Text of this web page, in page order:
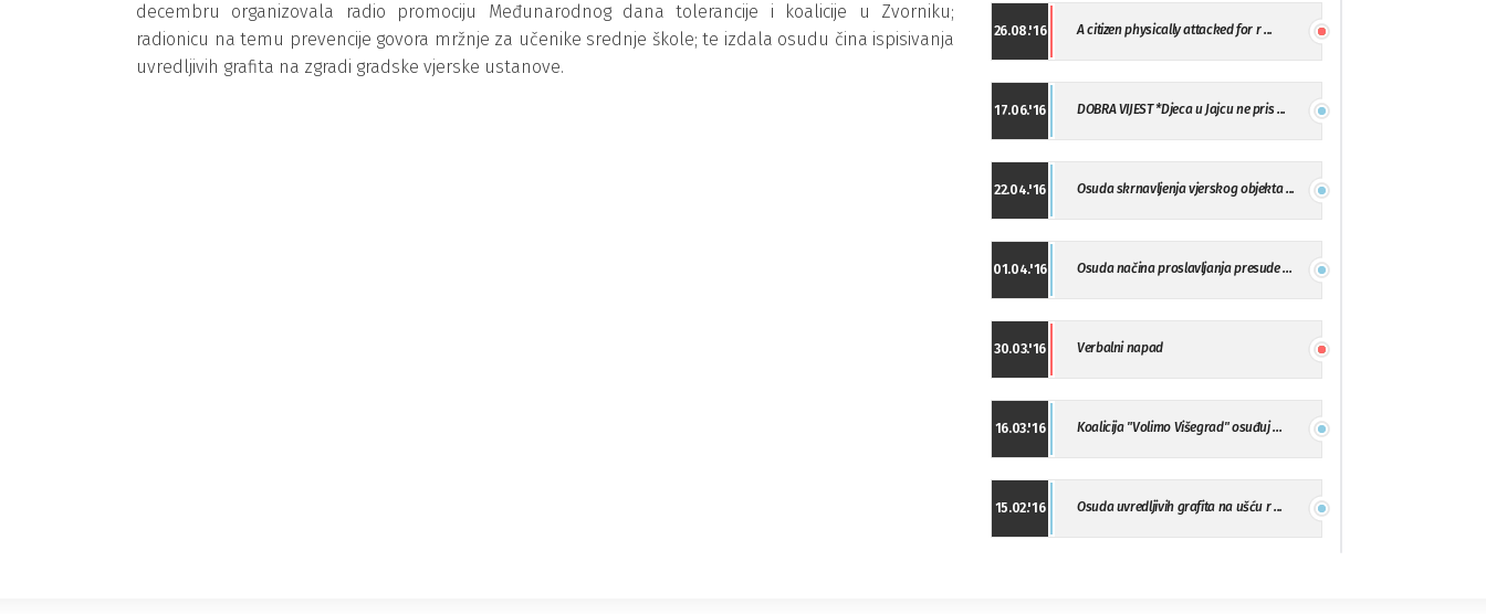
decembru organizovala radio promociju Međunarodnog dana tolerancije i koalicije u Zvorniku;
radionicu na temu prevencije govora mržnje za učenike srednje škole; te izdala osudu čina ispisivanja
uvredljivih grafita na zgradi gradske vjerske ustanove.
26.08.'16 A citizen physically attacked for r ...
17.06.'16 DOBRA VIJEST *Djeca u Jajcu ne pris ...
22.04.'16 Osuda skrnavljenja vjerskog objekta ...
01.04.'16 Osuda načina proslavljanja presude ...
30.03.'16 Verbalni napad
16.03.'16 Koalicija "Volimo Višegrad" osuđuj ...
15.02.'16 Osuda uvredljivih grafita na ušću r ...